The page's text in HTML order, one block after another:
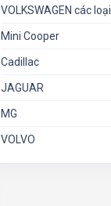
VOLKSWAGEN các loại
Mini Cooper
Cadillac
JAGUAR
MG
VOLVO